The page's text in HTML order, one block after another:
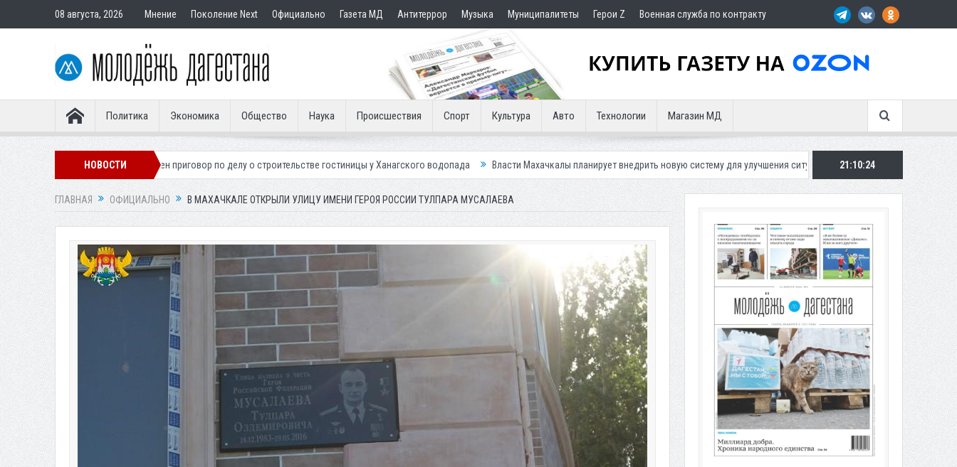
08 августа, 2026 Мнение Поколение Next Официально Газета МД Антитеррор Музыка Муниципалитеты Герои Z Военная служба по контракту
Политика Экономика Общество Наука Происшествия Спорт Культура Авто Технологии Магазин МД
НОВОСТИ
Вынесен приговор по делу о строительстве гостиницы у Ханагского водопада Власти Махачкалы планирует внедрить новую систему для улучшения ситуации с парковками Махачкалинское
21:10:25
ГЛАВНАЯ ОФИЦИАЛЬНО В МАХАЧКАЛЕ ОТКРЫЛИ УЛИЦУ ИМЕНИ ГЕРОЯ РОССИИ ТУЛПАРА МУСАЛАЕВА